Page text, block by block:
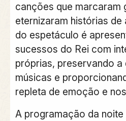
canções que marcaram
eternizaram histórias
do espetáculo é
sucessos do Rei com
próprias, preservando a
músicas e
repleta de emoção e
A programação da